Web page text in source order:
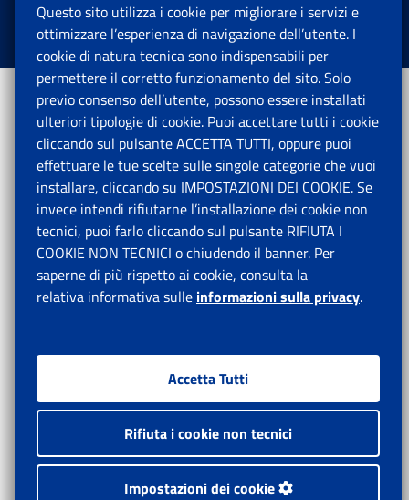
Istituto Nazionale Previdenza Sociale.
Tutti i diritti riservati.
Questo sito utilizza i cookie per migliorare i servizi e
ottimizzare l’esperienza di navigazione dell’utente. I
cookie di natura tecnica sono indispensabili per
permettere il corretto funzionamento del sito. Solo
previo consenso dell’utente, possono essere installati
ulteriori tipologie di cookie. Puoi accettare tutti i cookie
cliccando sul pulsante ACCETTA TUTTI, oppure puoi
effettuare le tue scelte sulle singole categorie che vuoi
installare, cliccando su IMPOSTAZIONI DEI COOKIE. Se
invece intendi rifiutarne l’installazione dei cookie non
tecnici, puoi farlo cliccando sul pulsante RIFIUTA I
COOKIE NON TECNICI o chiudendo il banner. Per
saperne di più rispetto ai cookie, consulta la
relativa informativa sulle informazioni sulla privacy.
Accetta Tutti
Rifiuta i cookie non tecnici
Impostazioni dei cookie